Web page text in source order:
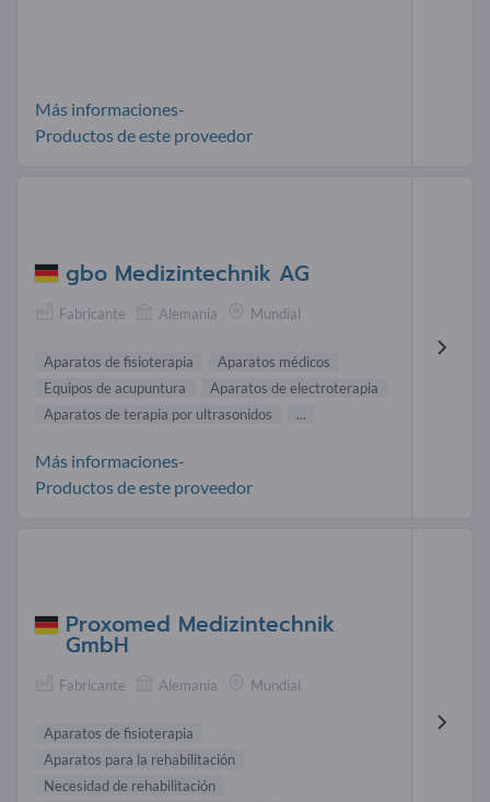
Más informaciones-
Productos de este proveedor
gbo Medizintechnik AG
Fabricante Alemania Mundial
Aparatos de fisioterapia
Aparatos médicos
Equipos de acupuntura
Aparatos de electroterapia
Aparatos de terapia por ultrasonidos
...
Más informaciones-
Productos de este proveedor
Proxomed Medizintechnik
GmbH
Fabricante Alemania Mundial
Aparatos de fisioterapia
Aparatos para la rehabilitación
Necesidad de rehabilitación